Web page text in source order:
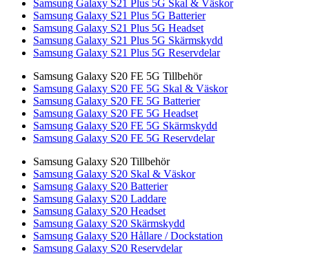
Samsung Galaxy S21 Plus 5G Skal & Väskor
Samsung Galaxy S21 Plus 5G Batterier
Samsung Galaxy S21 Plus 5G Headset
Samsung Galaxy S21 Plus 5G Skärmskydd
Samsung Galaxy S21 Plus 5G Reservdelar
Samsung Galaxy S20 FE 5G Tillbehör
Samsung Galaxy S20 FE 5G Skal & Väskor
Samsung Galaxy S20 FE 5G Batterier
Samsung Galaxy S20 FE 5G Headset
Samsung Galaxy S20 FE 5G Skärmskydd
Samsung Galaxy S20 FE 5G Reservdelar
Samsung Galaxy S20 Tillbehör
Samsung Galaxy S20 Skal & Väskor
Samsung Galaxy S20 Batterier
Samsung Galaxy S20 Laddare
Samsung Galaxy S20 Headset
Samsung Galaxy S20 Skärmskydd
Samsung Galaxy S20 Hållare / Dockstation
Samsung Galaxy S20 Reservdelar